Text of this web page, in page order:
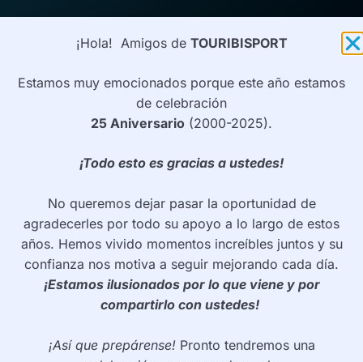
Tarifa/Reserva
¿Quieres ser PARTNER?
CONTACTO
TELÉFONO
EMAIL
info@touribisport.com
¡Hola! Amigos de TOURIBISPORT
Estamos muy emocionados porque este año estamos
de celebración
25 Aniversario (2000-2025).
¡Todo esto es gracias a ustedes!
No queremos dejar pasar la oportunidad de
agradecerles por todo su apoyo a lo largo de estos
años. Hemos vivido momentos increíbles juntos y su
confianza nos motiva a seguir mejorando cada día.
¡Estamos ilusionados por lo que viene y por
compartirlo con ustedes!
¡Así que prepárense!Pronto tendremos una